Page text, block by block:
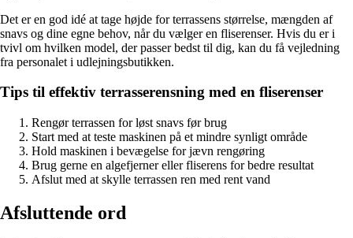
Det er en god idé at tage højde for terrassens størrelse, mængden af
snavs og dine egne behov, når du vælger en fliserenser. Hvis du er i
tvivl om hvilken model, der passer bedst til dig, kan du få vejledning
fra personalet i udlejningsbutikken.
Tips til effektiv terrasserensning med en fliserenser
Rengør terrassen for løst snavs før brug
Start med at teste maskinen på et mindre synligt område
Hold maskinen i bevægelse for jævn rengøring
Brug gerne en algefjerner eller fliserens for bedre resultat
Afslut med at skylle terrassen ren med rent vand
Afsluttende ord